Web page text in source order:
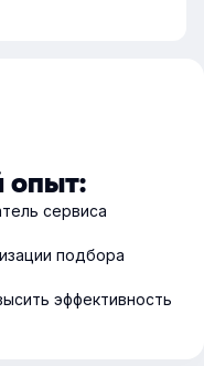
опыт:
сервиса
подбора
эффективность